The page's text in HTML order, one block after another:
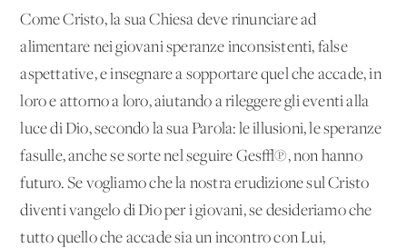
Come Cristo, la sua Chiesa deve rinunciare ad
alimentare nei giovani speranze inconsistenti, false
aspettative, e insegnare a sopportare quel che accade, in
loro e attorno a loro, aiutando a rileggere gli eventi alla
luce di Dio, secondo la sua Parola: le illusioni, le speranze
fasulle, anche se sorte nel seguire Ges√π, non hanno
futuro. Se vogliamo che la nostra erudizione sul Cristo
diventi vangelo di Dio per i giovani, se desideriamo che
tutto quello che accade sia un incontro con Lui,